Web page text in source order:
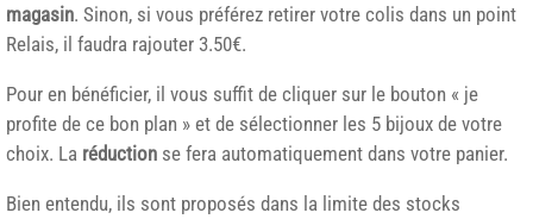
magasin. Sinon, si vous préférez retirer votre colis dans un point
Relais, il faudra rajouter 3.50€.
Pour en bénéficier, il vous suffit de cliquer sur le bouton « je
profite de ce bon plan » et de sélectionner les 5 bijoux de votre
choix. La réduction se fera automatiquement dans votre panier.
Bien entendu, ils sont proposés dans la limite des stocks